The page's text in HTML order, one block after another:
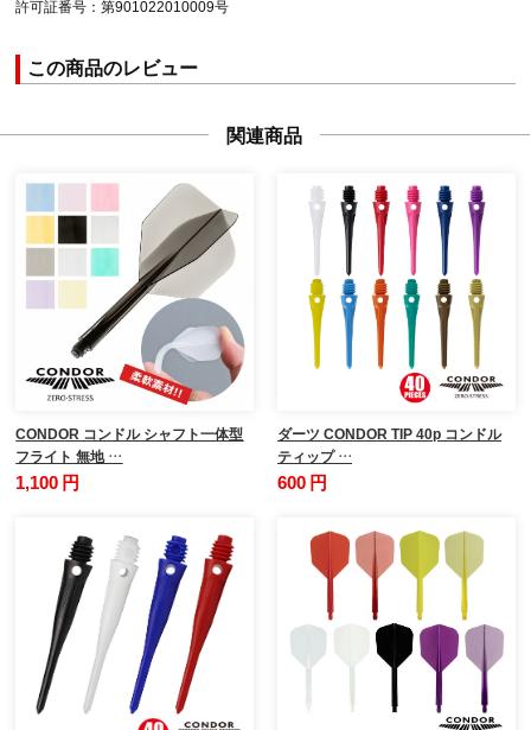
許可証番号：第901022010009号
この商品のレビュー
関連商品
CONDOR コンドル シャフト一体型
フライト 無地 …
1,100 円
ダーツ CONDOR TIP 40p コンドル
ティップ …
600 円